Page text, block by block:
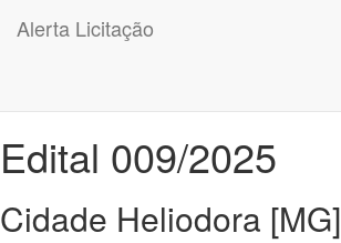
Alerta Licitação
Edital 009/2025
Cidade Heliodora [MG]